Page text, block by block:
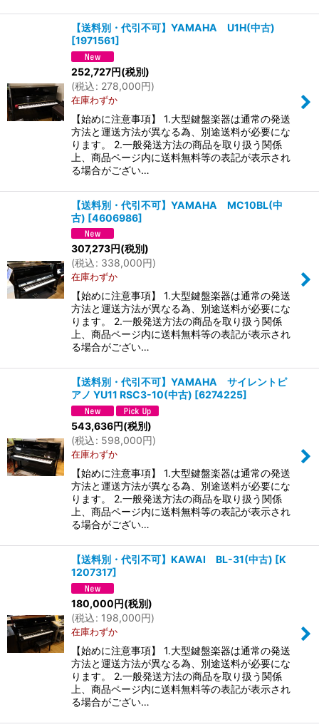
【送料別・代引不可】YAMAHA U1H(中古)
[1971561]
252,727円(税別)
(税込: 278,000円)
在庫わずか
【始めに注意事項】 1.大型鍵盤楽器は通常の発送
方法と運送方法が異なる為、別途送料が必要にな
ります。 2.一般発送方法の商品を取り扱う関係
上、商品ページ内に送料無料等の表記が表示され
る場合がござい…
【送料別・代引不可】YAMAHA MC10BL(中
古) [4606986]
307,273円(税別)
(税込: 338,000円)
在庫わずか
【始めに注意事項】 1.大型鍵盤楽器は通常の発送
方法と運送方法が異なる為、別途送料が必要にな
ります。 2.一般発送方法の商品を取り扱う関係
上、商品ページ内に送料無料等の表記が表示され
る場合がござい…
【送料別・代引不可】YAMAHA サイレントピ
アノ YU11 RSC3-10(中古) [6274225]
543,636円(税別)
(税込: 598,000円)
在庫わずか
【始めに注意事項】 1.大型鍵盤楽器は通常の発送
方法と運送方法が異なる為、別途送料が必要にな
ります。 2.一般発送方法の商品を取り扱う関係
上、商品ページ内に送料無料等の表記が表示され
る場合がござい…
【送料別・代引不可】KAWAI BL-31(中古) [K
1207317]
180,000円(税別)
(税込: 198,000円)
在庫わずか
【始めに注意事項】 1.大型鍵盤楽器は通常の発送
方法と運送方法が異なる為、別途送料が必要にな
ります。 2.一般発送方法の商品を取り扱う関係
上、商品ページ内に送料無料等の表記が表示され
る場合がござい…